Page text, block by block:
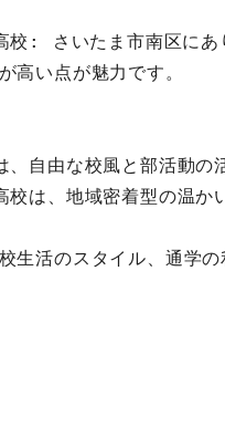
校: さいたま市南区にあ
高い点が魅力です。
、自由な校風と部活動の
校は、地域密着型の温か
生活のスタイル、通学